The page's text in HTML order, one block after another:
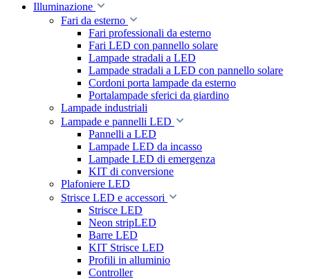
Illuminazione
Fari da esterno
Fari professionali da esterno
Fari LED con pannello solare
Lampade stradali a LED
Lampade stradali a LED con pannello solare
Cordoni porta lampade da esterno
Portalampade sferici da giardino
Lampade industriali
Lampade e pannelli LED
Pannelli a LED
Lampade LED da incasso
Lampade LED di emergenza
KIT di conversione
Plafoniere LED
Strisce LED e accessori
Strisce LED
Neon stripLED
Barre LED
KIT Strisce LED
Profili in alluminio
Controller